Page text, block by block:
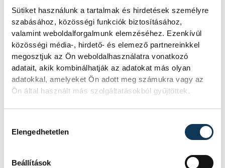
Sütiket használunk a tartalmak és hirdetések személyre
szabásához, közösségi funkciók biztosításához,
valamint weboldalforgalmunk elemzéséhez. Ezenkívül
közösségi média-, hirdető- és elemező partnereinkkel
megosztjuk az Ön weboldalhasználatra vonatkozó
adatait, akik kombinálhatják az adatokat más olyan
adatokkal, amelyeket Ön adott meg számukra vagy az
Ön által használt más szolgáltatásokból gyűjtöttek.
Elengedhetetlen
Beállítások
19. Békéscsaba, déli elkerülő út – 2×2
sávos emelt sebességű főúttá
fejleszthető – előkészítése,
Pécs kelet-nyugati átjáró út
fejlesztésének előkészítése,
Kaposvár–Szigetvár közúti
összeköttetés előkészítése,
Tormásliget elkerülő út előkészítése,
Komárom város
gazdaságfejlesztéséhez kapcsolódó –
Komárom keleti elkerülő –